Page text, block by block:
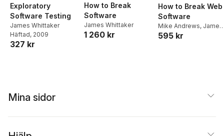
Exploratory
Software Testing
James Whittaker
Häftad, 2009
327 kr
How to Break
Software
James Whittaker
1 260 kr
How to Break Web
Software
Mike Andrews, James
Whittaker
595 kr
Mina sidor